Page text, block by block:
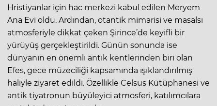
Hristiyanlar için hac merkezi kabul edilen Meryem
Ana Evi oldu. Ardından, otantik mimarisi ve masalsı
atmosferiyle dikkat çeken Şirince’de keyifli bir
yürüyüş gerçekleştirildi. Günün sonunda ise
dünyanın en önemli antik kentlerinden biri olan
Efes, gece müzeciliği kapsamında ışıklandırılmış
haliyle ziyaret edildi. Özellikle Celsus Kütüphanesi ve
antik tiyatronun büyüleyici atmosferi, katılımcılara